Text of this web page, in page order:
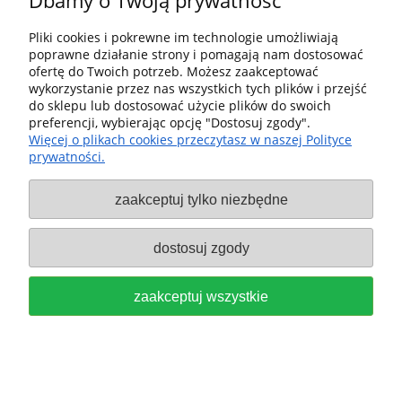
DO STOJAKA 577807 FESTOOL
79,00 zł
do koszyka
Systainer³ na materiały ścierne
D150 GR SYS Granat i materiały
ścierne Granat średnica D150
GRADACJA P60, P80, P120, P150,
Pliki cookies i pokrewne im technologie umożliwiają
poprawne działanie strony i pomagają nam dostosować
ofertę do Twoich potrzeb. Możesz zaakceptować
wykorzystanie przez nas wszystkich tych plików i przejść
do sklepu lub dostosować użycie plików do swoich
preferencji, wybierając opcję "Dostosuj zgody".
Więcej o plikach cookies przeczytasz w naszej Polityce
prywatności.
zaakceptuj tylko niezbędne
dostosuj zgody
zaakceptuj wszystkie